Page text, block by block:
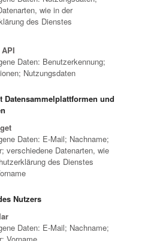
wie in der
des Dienstes
Daten: Benutzerkennung;
Nutzungsdaten
Datensammelplattformen und
Daten: E-Mail; Nachname;
verschiedene Datenarten, wie
des Dienstes
Nutzers
Daten: E-Mail; Nachname;